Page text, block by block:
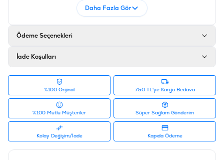
kısırlaştırılmış kedi konservesi, hem kilo kontrolü sağlamakta hem
de lezzetiyle kedinizin damak zevkine hitap etmektedir.
Taze Et ve Et Ürünleri %35, Taze Kuzu Eti %4, Sebze Ürünleri,
Mineraller
Protein %8, Yağ %5, Kül %2, Selüloz %0,2, Nem %82
Ürün Filtreleri
Tedarikçi Ürün Kodu
: P3007
Daha Fazla Gör
Ödeme Seçenekleri
İade Koşulları
%100 Orijinal 750 TL'ye Kargo Bedava
%100 Mutlu Müşteriler Süper Sağlam Gönderim
Kolay Değişim/İade Kapıda Ödeme